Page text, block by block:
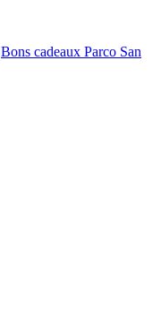
Bons cadeaux Parco San